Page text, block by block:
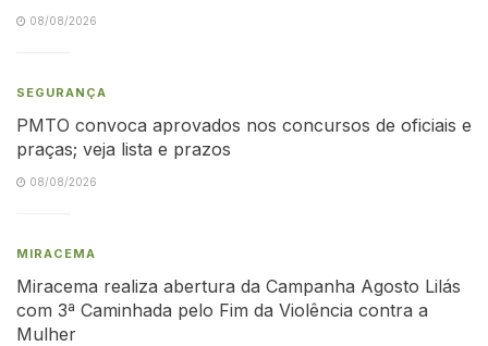
08/08/2026
SEGURANÇA
PMTO convoca aprovados nos concursos de oficiais e
praças; veja lista e prazos
08/08/2026
MIRACEMA
Miracema realiza abertura da Campanha Agosto Lilás
com 3ª Caminhada pelo Fim da Violência contra a
Mulher